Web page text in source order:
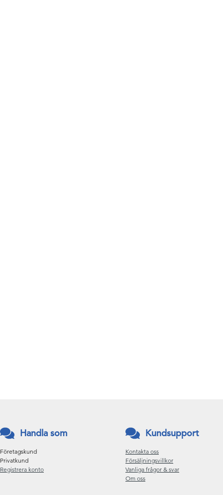
Handla som
Företagskund
Privatkund
Registrera konto
Kundsupport
Kontakta oss
Försäljningsvillkor
Vanliga frågor & svar
Om oss